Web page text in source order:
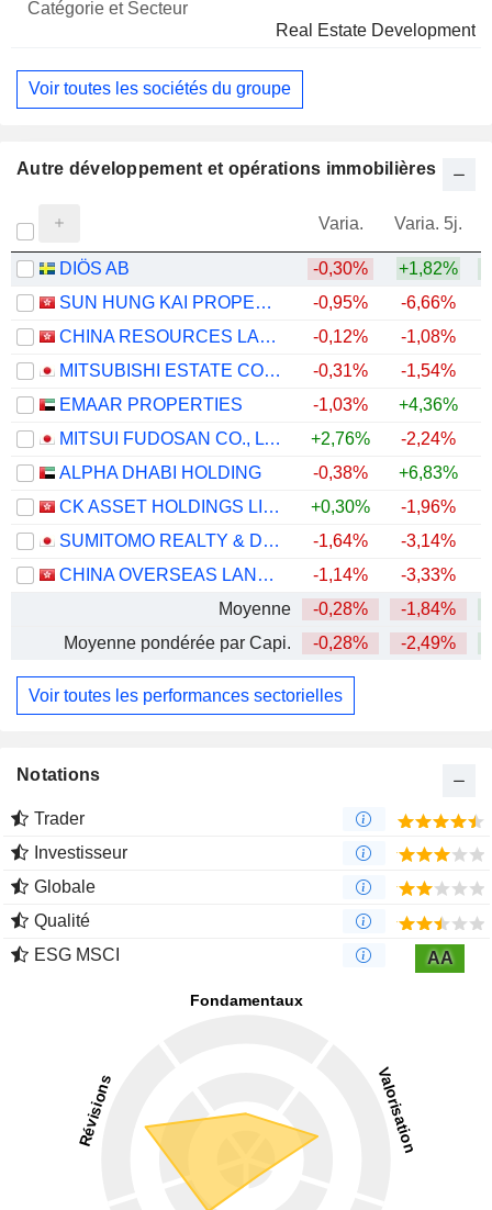
Real Estate Development
Voir toutes les sociétés du groupe
Autre développement et opérations immobilières
Varia. Varia. 5j.
DIÖS AB -0,30% +1,82%
SUN HUNG KAI PROPERTIES LIMITED
-0,95% -6,66%
CHINA RESOURCES LAND LIMITED
-0,12% -1,08%
MITSUBISHI ESTATE CO., LTD.
-0,31% -1,54%
EMAAR PROPERTIES
-1,03% +4,36%
MITSUI FUDOSAN CO., LTD.
+2,76% -2,24%
ALPHA DHABI HOLDING
-0,38% +6,83%
CK ASSET HOLDINGS LIMITED
+0,30% -1,96%
SUMITOMO REALTY & DEVELOPMENT CO., LTD.
-1,64% -3,14%
CHINA OVERSEAS LAND & INVESTMENT LIMITED
-1,14% -3,33%
Moyenne
-0,28% -1,84%
Moyenne pondérée par Capi.
-0,28% -2,49%
Voir toutes les performances sectorielles
Notations
Trader
Investisseur
Globale
Qualité
ESG MSCI
AA